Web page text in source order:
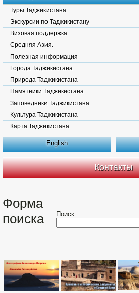
Туры Таджикистана
Экскурсии по Таджикистану
Визовая поддержка
Средняя Азия.
Полезная информация
Города Таджикистана
Природа Таджикистана
Памятники Таджикистана
Заповедники Таджикистана
Культура Таджикистана
Карта Таджикистана
English
Контакты
Форма
поиска
Поиск